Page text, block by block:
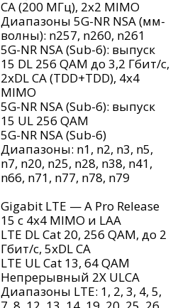
CA (200 МГц), 2x2 MIMO
Диапазоны 5G-NR NSA (мм-
волны): n257, n260, n261
5G-NR NSA (Sub-6): выпуск
15 DL 256 QAM до 3,2 Гбит/с,
2xDL CA (TDD+TDD), 4x4
MIMO
5G-NR NSA (Sub-6): выпуск
15 UL 256 QAM
5G-NR NSA (Sub-6)
Диапазоны: n1, n2, n3, n5,
n7, n20, n25, n28, n38, n41,
n66, n71, n77, n78, n79
Gigabit LTE — A Pro Release
15 с 4x4 MIMO и LAA
LTE DL Cat 20, 256 QAM, до 2
Гбит/с, 5xDL CA
LTE UL Cat 13, 64 QAM
Непрерывный 2X ULCA
Диапазоны LTE: 1, 2, 3, 4, 5,